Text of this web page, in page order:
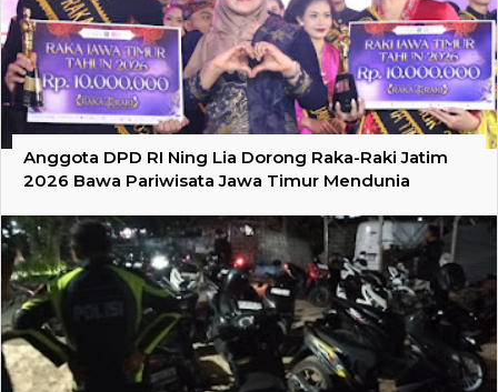
Anggota DPD RI Ning Lia Dorong Raka-Raki Jatim
2026 Bawa Pariwisata Jawa Timur Mendunia